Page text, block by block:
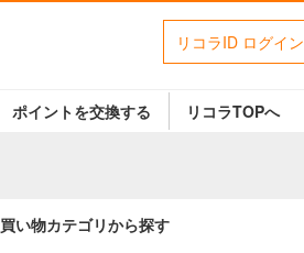
リコラID ログイン
ポイントを交換する リコラTOPへ
い物カテゴリから探す